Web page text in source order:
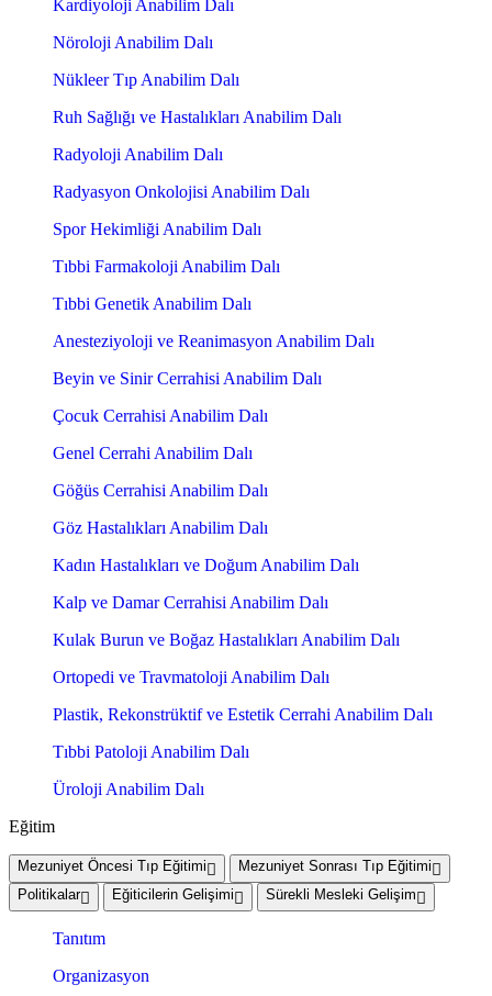
Kardiyoloji Anabilim Dalı
Nöroloji Anabilim Dalı
Nükleer Tıp Anabilim Dalı
Ruh Sağlığı ve Hastalıkları Anabilim Dalı
Radyoloji Anabilim Dalı
Radyasyon Onkolojisi Anabilim Dalı
Spor Hekimliği Anabilim Dalı
Tıbbi Farmakoloji Anabilim Dalı
Tıbbi Genetik Anabilim Dalı
Anesteziyoloji ve Reanimasyon Anabilim Dalı
Beyin ve Sinir Cerrahisi Anabilim Dalı
Çocuk Cerrahisi Anabilim Dalı
Genel Cerrahi Anabilim Dalı
Göğüs Cerrahisi Anabilim Dalı
Göz Hastalıkları Anabilim Dalı
Kadın Hastalıkları ve Doğum Anabilim Dalı
Kalp ve Damar Cerrahisi Anabilim Dalı
Kulak Burun ve Boğaz Hastalıkları Anabilim Dalı
Ortopedi ve Travmatoloji Anabilim Dalı
Plastik, Rekonstrüktif ve Estetik Cerrahi Anabilim Dalı
Tıbbi Patoloji Anabilim Dalı
Üroloji Anabilim Dalı
Eğitim
Mezuniyet Öncesi Tıp Eğitimi
Mezuniyet Sonrası Tıp Eğitimi
Politikalar
Eğiticilerin Gelişimi Sürekli Mesleki Gelişim
Tanıtım
Organizasyon